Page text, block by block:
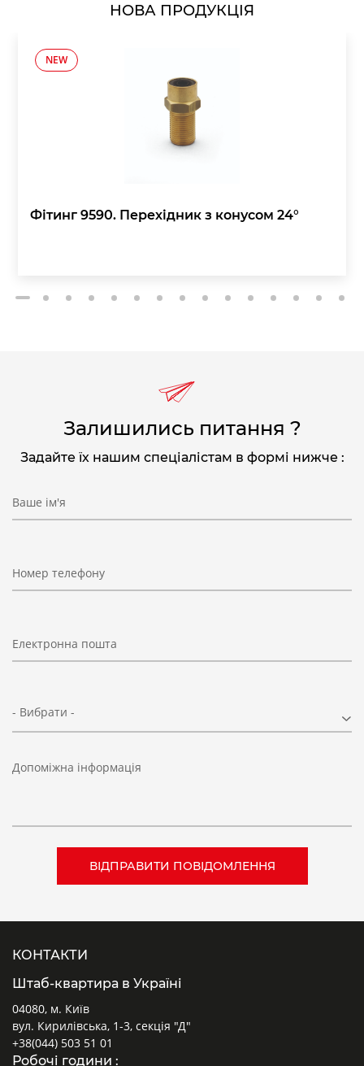
НОВА ПРОДУКЦІЯ
NEW
Фітинг 9590. Перехідник з конусом 24°
2 3 4 5 6 7 8 9 10 11 12 13 14 15
Залишились питання ?
Задайте їх нашим спеціалістам в формі нижче :
Ваше ім'я
Номер телефону
Електронна пошта
- Вибрати -
Допоміжна інформація
КОНТАКТИ
Штаб-квартира в Україні
04080, м. Київ
вул. Кирилівська, 1-3, секція "Д"
+38(044) 503 51 01
Робочі години :